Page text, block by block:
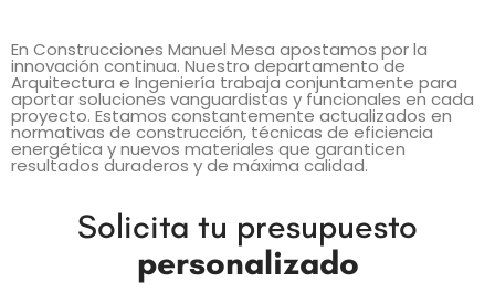
En Construcciones Manuel Mesa apostamos por la
innovación continua. Nuestro departamento de
Arquitectura e Ingeniería trabaja conjuntamente para
aportar soluciones vanguardistas y funcionales en cada
proyecto. Estamos constantemente actualizados en
normativas de construcción, técnicas de eficiencia
energética y nuevos materiales que garanticen
resultados duraderos y de máxima calidad.
Solicita tu presupuesto
personalizado